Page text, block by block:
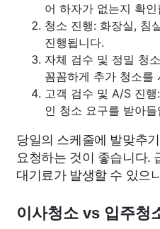
어 하자가 없는지 확인
청소 진행: 화장실, 침
진행됩니다.
자체 검수 및 정밀 청
꼼꼼하게 추가 청소를
고객 검수 및 A/S 진
인 청소 요구를 받아들
당일의 스케줄에 발맞추
요청하는 것이 좋습니다.
대기료가 발생할 수 있으
이사청소 vs 입주청